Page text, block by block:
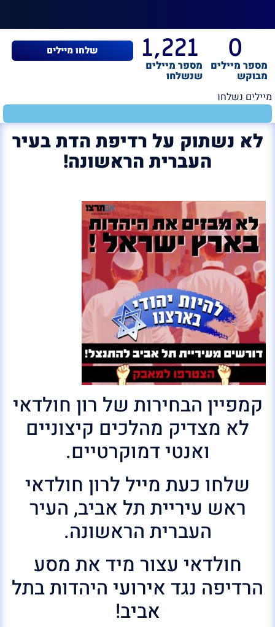
מספר מיילים
מבוקש
0
מספר מיילים
שנשלחו
1,221 שלחו מיילים
מיילים נשלחו
לא נשתוק על רדיפת הדת בעיר
העברית הראשונה!
קמפיין הבחירות של רון חולדאי
לא מצדיק מהלכים קיצוניים
ואנטי דמוקרטיים.
שלחו כעת מייל לרון חולדאי
ראש עיריית תל אביב, העיר
העברית הראשונה.
חולדאי עצור מיד את מסע
הרדיפה נגד אירועי היהדות בתל
אביב!